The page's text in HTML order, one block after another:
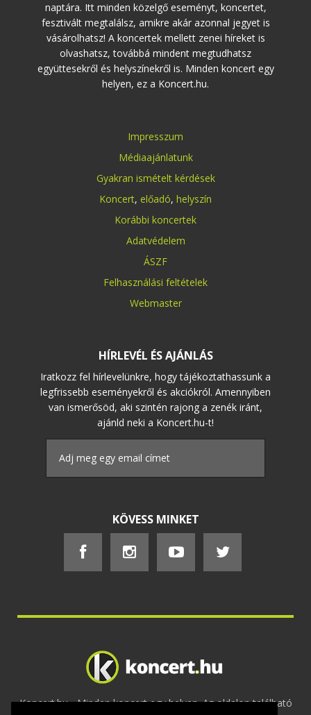
naptára. Itt minden közelgő eseményt, koncertet,
fesztivált megtalálsz, amikre akár azonnal jegyet is
vásárolhatsz! A koncertek mellett zenei híreket is
olvashatsz, továbbá mindent megtudhatsz
együttesekről és helyszínekről is. Minden koncert egy
helyen, ez a Koncert.hu.
Impresszum
Médiaajánlatunk
Gyakran ismételt kérdések
Koncert, előadó, helyszín
Korábbi koncertek
Adatvédelem
ÁSZF
Felhasználási feltételek
Webmaster
HÍRLEVÉL ÉS AJÁNLÁS
Iratkozz fel hírlevelünkre, hogy tájékoztathassunk a
legfrissebb eseményekről és akciókról. Amennyiben
van ismerősöd, aki szintén rajong a zenék iránt,
ajánld neki a Koncert.hu-t!
KÖVESS MINKET
Koncert.hu - Minden koncert egy helyen. Az oldalon található